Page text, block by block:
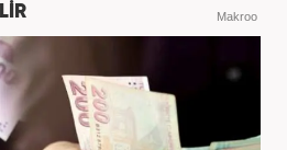
Makroo